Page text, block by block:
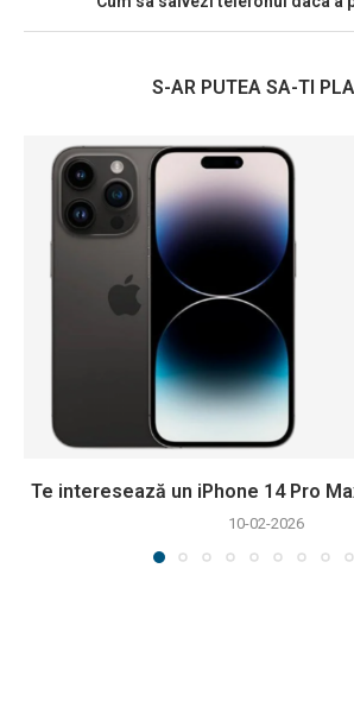
S-AR PUTEA SA-TI
Te interesează un iPhone 14 Pro
10-02-2026